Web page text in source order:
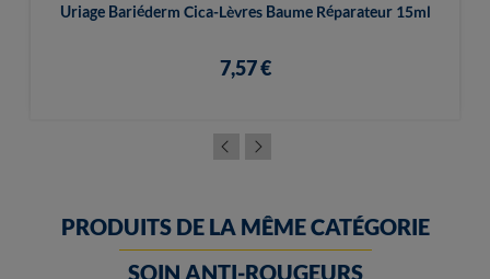
Uriage Bariéderm Cica-Lèvres Baume Réparateur 15ml
7,57 €
PRODUITS DE LA MÊME CATÉGORIE
SOIN ANTI-ROUGEURS